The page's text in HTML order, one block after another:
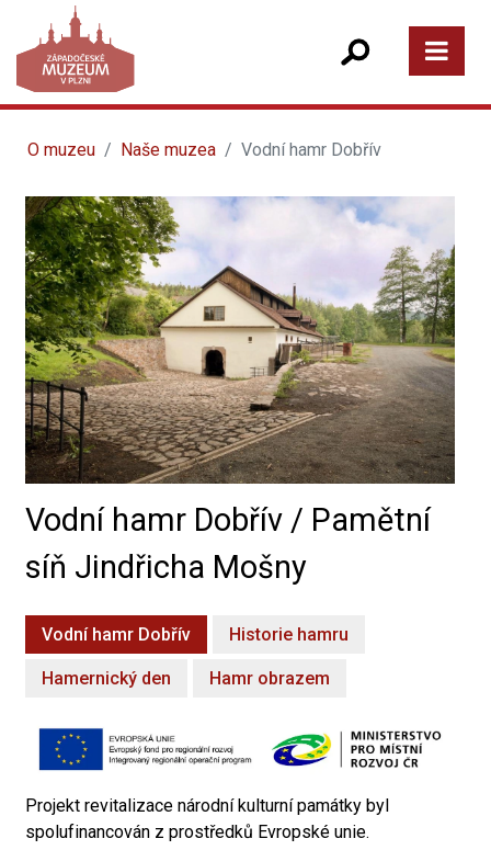
O muzeu Naše muzea Vodní hamr Dobřív
Vodní hamr Dobřív / Pamětní
síň Jindřicha Mošny
Vodní hamr Dobřív Historie hamru
Hamernický den Hamr obrazem
Projekt revitalizace národní kulturní památky byl
spolufinancován z prostředků Evropské unie.